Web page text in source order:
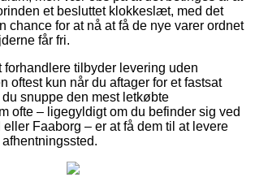
et besluttet klokkeslæt, med det
chance for at nå at få de nye varer ordnet
får fri.
forhandlere tilbyder levering uden
oftest kun når du aftager for et fastsat
snuppe den mest letkøbte
ofte – ligegyldigt om du befinder sig ved
Faaborg – er at få dem til at levere